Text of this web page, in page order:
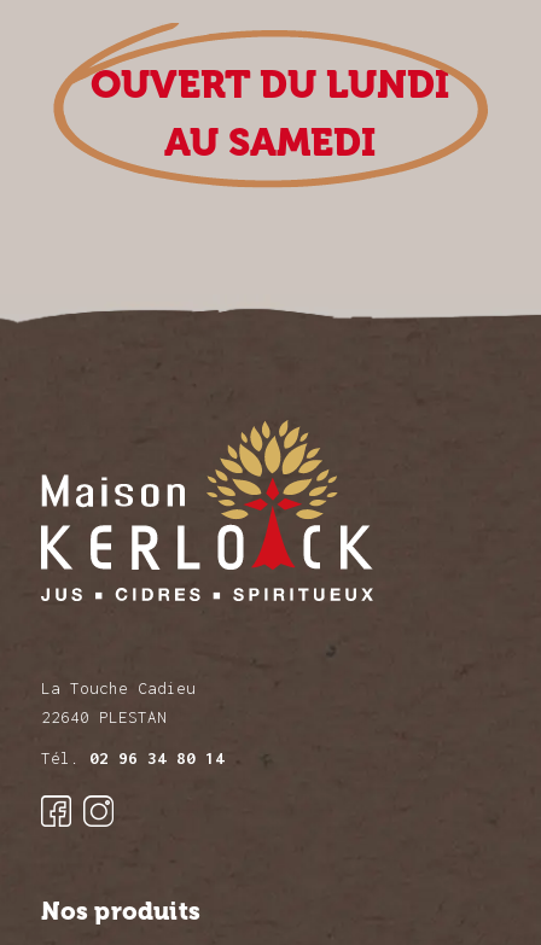
OUVERT DU LUNDI
AU SAMEDI
La Touche Cadieu
22640 PLESTAN
Tél. 02 96 34 80 14
Nos produits